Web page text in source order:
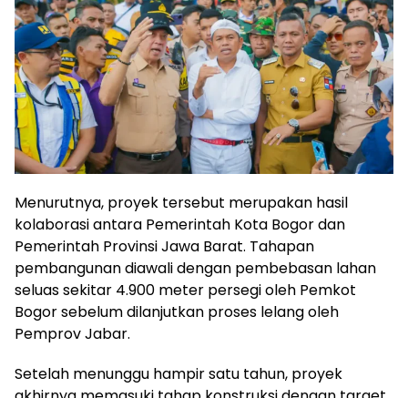
Menurutnya, proyek tersebut merupakan hasil
kolaborasi antara Pemerintah Kota Bogor dan
Pemerintah Provinsi Jawa Barat. Tahapan
pembangunan diawali dengan pembebasan lahan
seluas sekitar 4.900 meter persegi oleh Pemkot
Bogor sebelum dilanjutkan proses lelang oleh
Pemprov Jabar.
Setelah menunggu hampir satu tahun, proyek